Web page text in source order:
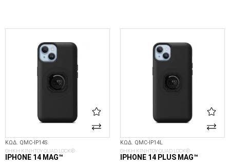
ΚΩΔ. QMC-IP14S
ΘΗΚΗ ΚΙΝΗΤΟΥ QUAD LOCK®
IPHONE 14 MAG™
ΚΩΔ. QMC-IP14L
ΘΗΚΗ ΚΙΝΗΤΟΥ QUAD LOCK®
IPHONE 14 PLUS MAG™